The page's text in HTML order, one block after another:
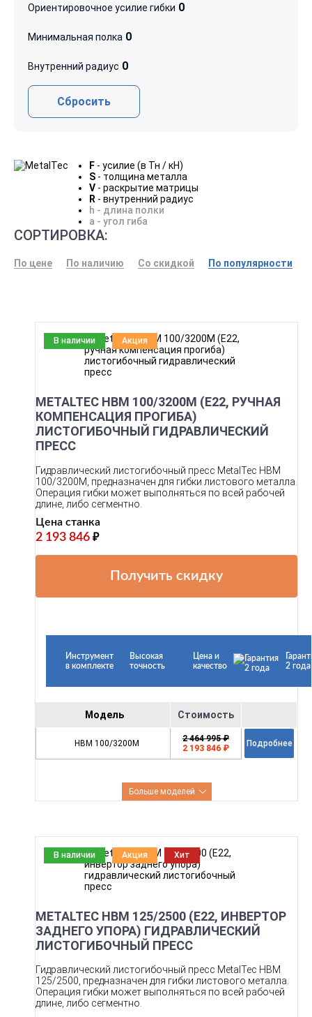
F - усилие (в Тн / кН)
S - толщина металла
V - раскрытие матрицы
R - внутренний радиус
h - длина полки
a - угол гиба
Ориентировочное усилие гибки 0
Минимальная полка 0
Внутренний радиус 0
Сбросить
СОРТИРОВКА:
По цене По наличию Со скидкой По популярности
В наличии Акция
METALTEC HBM 100/3200М (Е22, РУЧНАЯ
КОМПЕНСАЦИЯ ПРОГИБА)
ЛИСТОГИБОЧНЫЙ ГИДРАВЛИЧЕСКИЙ
ПРЕСС
Гидравлический листогибочный пресс MetalTec HBM
100/3200M, предназначен для гибки листового металла.
Операция гибки может выполняться по всей рабочей
длине, либо сегментно.
Цена станка
2 193 846 ₽
Получить скидку
Инструмент
в комплекте
Высокая
точность
Цена и
качество
2 года
Модель Стоимость
HBM 100/3200M
2 464 995 ₽
2 193 846 ₽
Подробнее
Больше моделей
В наличии Акция Хит
METALTEC HBM 125/2500 (Е22, ИНВЕРТОР
ЗАДНЕГО УПОРА) ГИДРАВЛИЧЕСКИЙ
ЛИСТОГИБОЧНЫЙ ПРЕСС
Гидравлический листогибочный пресс MetalTec HBM
125/2500, предназначен для гибки листового металла.
Операция гибки может выполняться по всей рабочей
длине, либо сегментно.